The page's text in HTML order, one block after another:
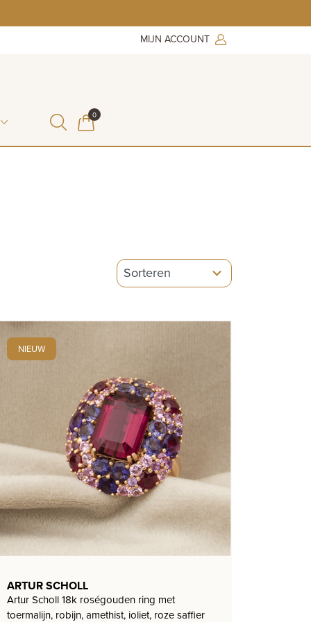
MIJN ACCOUNT
WINKELMAND
0ITEMS IN WINKELMAND
5
results
NIEUW
ARTUR SCHOLL
Artur Scholl 18k roségouden ring met
toermalijn, robijn, amethist, ioliet, roze saffier